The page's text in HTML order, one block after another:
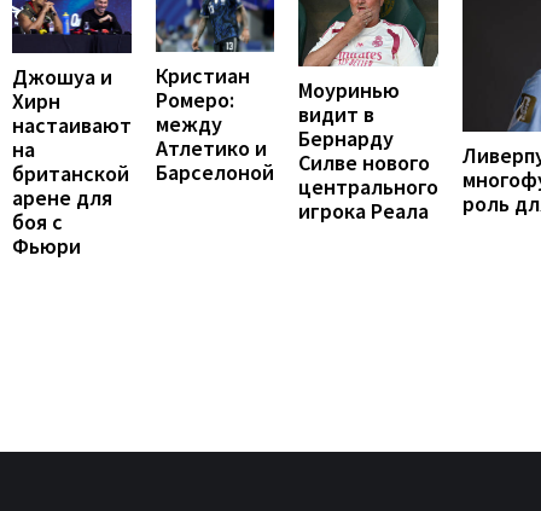
Джошуа и
Хирн
настаивают
на
британской
арене для
боя с
Фьюри
Кристиан
Ромеро:
между
Атлетико и
Барселоной
Моуринью
видит в
Бернарду
Силве нового
центрального
игрока Реала
роль